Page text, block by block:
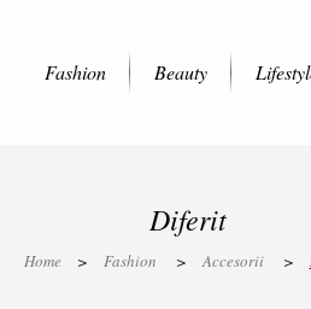
Fashion Beauty
Diferit
Home > Fashion > Accesorii >